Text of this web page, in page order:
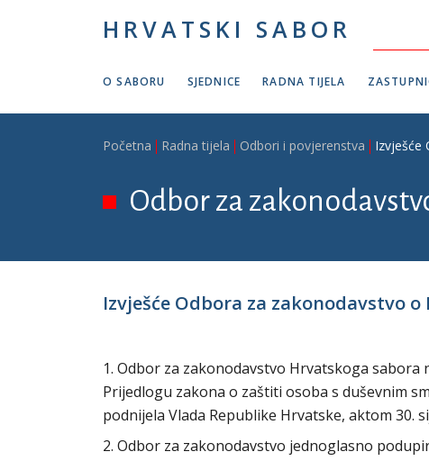
HRVATSKI SABOR
O SABORU SJEDNICE RADNA TIJELA
Breadcrumb
Početna Radna tijela Odbori i povjerenstva Izvješće
Odbor za
Izvješće Odbora za zakonodavstvo
1. Odbor za zakonodavstvo Hrvatskoga sabora
Prijedlogu zakona o zaštiti osoba s duševnim
podnijela Vlada Republike Hrvatske, aktom 30.
2. Odbor za zakonodavstvo jednoglasno